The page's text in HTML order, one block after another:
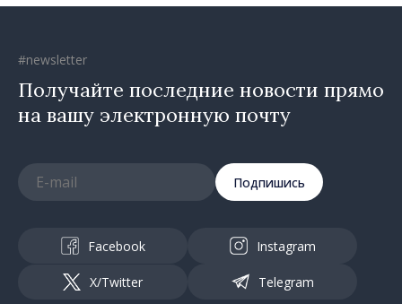
#newsletter
Получайте последние новости прямо
на вашу электронную почту
Подпишись
Facebook Instagram
X/Twitter Telegram